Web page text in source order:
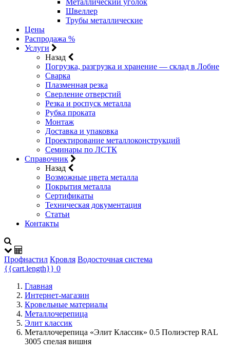
Металлический уголок
Швеллер
Трубы металлические
Цены
Распродажа %
Услуги
Назад
Погрузка, разгрузка и хранение — склад в Лобне
Сварка
Плазменная резка
Сверление отверстий
Резка и роспуск металла
Рубка проката
Монтаж
Доставка и упаковка
Проектирование металлоконструкций
Семинары по ЛСТК
Справочник
Назад
Возможные цвета металла
Покрытия металла
Сертификаты
Техническая документация
Статьи
Контакты
Профнастил Кровля Водосточная система
{{cart.length}} 0
Главная
Интернет-магазин
Кровельные материалы
Металлочерепица
Элит классик
Металлочерепица «Элит Классик» 0.5 Полиэстер RAL
3005 спелая вишня